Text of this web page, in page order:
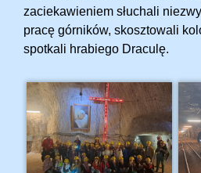
zaciekawieniem słuchali
pracę górników, skosztowali
spotkali hrabiego Draculę.